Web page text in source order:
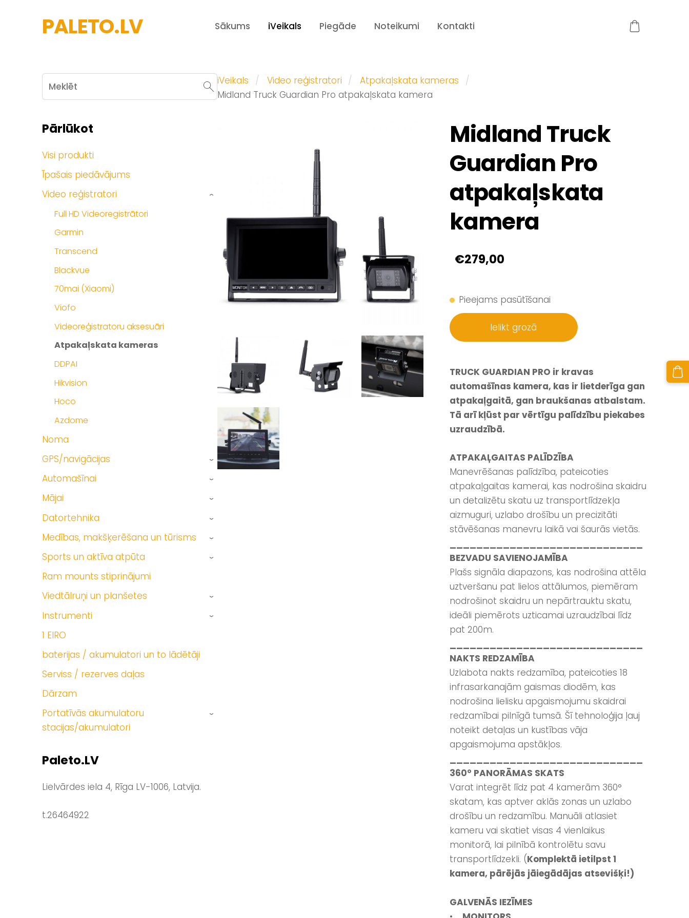
PALETO.LV Sākums iVeikals Piegāde Noteikumi Kontakti
Pārlūkot
Visi produkti
Īpašais piedāvājums
Video reģistratori
Full HD Videoregistrātori
Garmin
Transcend
Blackvue
70mai (Xiaomi)
Viofo
Videoreģistratoru aksesuāri
Atpakaļskata kameras
DDPAI
Hikvision
Hoco
Azdome
›
Noma
GPS/navigācijas
›
Automašīnai ›
Mājai ›
Datortehnika ›
Medības, makšķerēšana un tūrisms ›
Sports un aktīva atpūta ›
Ram mounts stiprinājumi
Viedtālruņi un planšetes
›
Instrumenti ›
1 EIRO
baterijas / akumulatori un to lādētāji
Serviss / rezerves daļas
Dārzam
Portatīvās akumulatoru
stacijas/akumulatori
›
Paleto.LV
Lielvārdes iela 4, Rīga LV-1006, Latvija.
t.26464922
iVeikals Video reģistratori
Atpakaļskata kameras
Midland Truck Guardian Pro atpakaļskata kamera
Midland Truck
Guardian Pro
atpakaļskata
kamera
€279,00
Pieejams pasūtīšanai
Ielikt grozā
TRUCK GUARDIAN PRO ir kravas
automašīnas kamera, kas ir lietderīga gan
atpakaļgaitā, gan braukšanas atbalstam.
Tā arī kļūst par vērtīgu palīdzību piekabes
uzraudzībā.
ATPAKAĻGAITAS PALĪDZĪBA
Manevrēšanas palīdzība, pateicoties
atpakaļgaitas kamerai, kas nodrošina skaidru
un detalizētu skatu uz transportlīdzekļa
aizmuguri, uzlabo drošību un precizitāti
stāvēšanas manevru laikā vai šaurās vietās.
BEZVADU SAVIENOJAMĪBA
Plašs signāla diapazons, kas nodrošina attēla
uztveršanu pat lielos attālumos, piemēram
nodrošinot skaidru un nepārtrauktu skatu,
ideāli piemērots uzticamai uzraudzībai līdz
pat 200m.
NAKTS REDZAMĪBA
Uzlabota nakts redzamība, pateicoties 18
infrasarkanajām gaismas diodēm, kas
nodrošina lielisku apgaismojumu skaidrai
redzamībai pilnīgā tumsā. Šī tehnoloģija ļauj
noteikt detaļas un kustības vāja
apgaismojuma apstākļos.
360° PANORĀMAS SKATS
Varat integrēt līdz pat 4 kamerām 360°
skatam, kas aptver aklās zonas un uzlabo
drošību un redzamību. Manuāli atlasiet
kameru vai skatiet visas 4 vienlaikus
monitorā, lai pilnībā kontrolētu savu
transportlīdzekli. (Komplektā ietilpst 1
kamera, pārējās jāiegādājas atsevišķi!)
GALVENĀS IEZĪMES